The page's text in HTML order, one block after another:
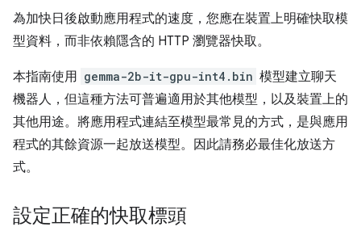
為加快日後啟動應用程式的速度，您應在裝置上明確快取模
型資料，而非依賴隱含的 HTTP 瀏覽器快取。
本指南使用 gemma-2b-it-gpu-int4.bin 模型建立聊天
機器人，但這種方法可普遍適用於其他模型，以及裝置上的
其他用途。將應用程式連結至模型最常見的方式，是與應用
程式的其餘資源一起放送模型。因此請務必最佳化放送方
式。
設定正確的快取標頭